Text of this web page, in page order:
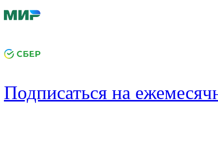
Подписаться на